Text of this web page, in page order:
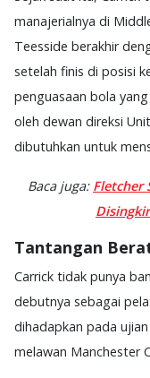
manajerialnya di
Teesside berakhir
setelah finis di posisi
penguasaan bola
oleh dewan direksi
dibutuhkan untuk
Baca juga: Fletcher
Tantangan
Carrick tidak punya
debutnya sebagai
dihadapkan pada
melawan Manchester